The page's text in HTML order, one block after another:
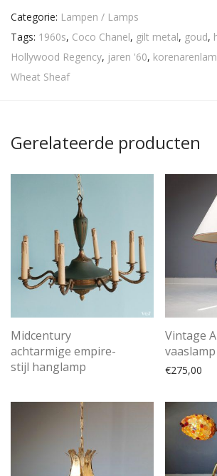
Categorie: Lampen / Lamps
Tags: 1960s, Coco Chanel, gilt metal, goud,
Hollywood Regency, jaren '60,
Wheat Sheaf
Gerelateerde producten
Midcentury
achtarmige empire-
stijl hanglamp
Vintage
vaaslamp
€275,00